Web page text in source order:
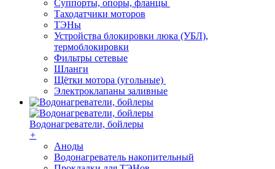
Суппорты, опоры, фланцы
Таходатчики моторов
ТЭНы
Устройства блокировки люка (УБЛ),
термоблокировки
Фильтры сетевые
Шланги
Щётки мотора (угольные)
Электроклапаны заливные
Водонагреватели, бойлеры
+
Аноды
Водонагреватель накопительный